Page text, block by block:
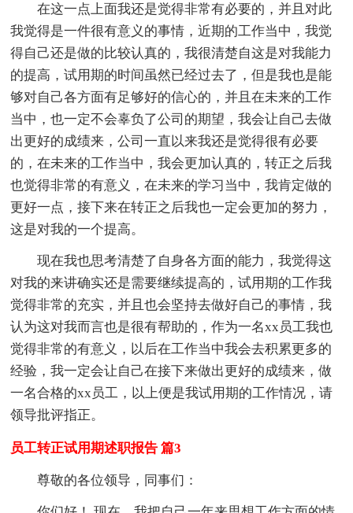
在这一点上面我还是觉得非常有必要的，并且对此
我觉得是一件很有意义的事情，近期的工作当中，我觉
得自己还是做的比较认真的，我很清楚自这是对我能力
的提高，试用期的时间虽然已经过去了，但是我也是能
够对自己各方面有足够好的信心的，并且在未来的工作
当中，也一定不会辜负了公司的期望，我会让自己去做
出更好的成绩来，公司一直以来我还是觉得很有必要
的，在未来的工作当中，我会更加认真的，转正之后我
也觉得非常的有意义，在未来的学习当中，我肯定做的
更好一点，接下来在转正之后我也一定会更加的努力，
这是对我的一个提高。
现在我也思考清楚了自身各方面的能力，我觉得这
对我的来讲确实还是需要继续提高的，试用期的工作我
觉得非常的充实，并且也会坚持去做好自己的事情，我
认为这对我而言也是很有帮助的，作为一名xx员工我也
觉得非常的有意义，以后在工作当中我会去积累更多的
经验，我一定会让自己在接下来做出更好的成绩来，做
一名合格的xx员工，以上便是我试用期的工作情况，请
领导批评指正。
员工转正试用期述职报告 篇3
尊敬的各位领导，同事们：